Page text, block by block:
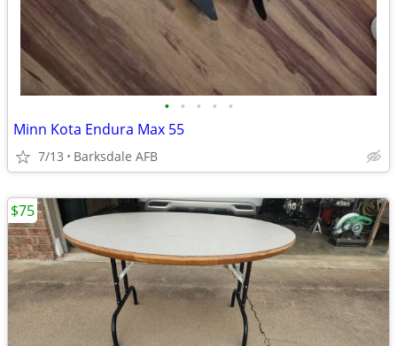
• • • • •
Minn Kota Endura Max 55
7/13 Barksdale AFB
$75